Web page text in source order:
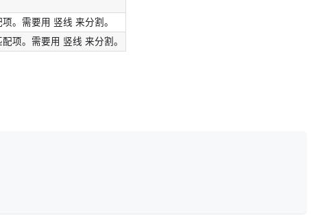
。需要用 竖线 来分割。
项。需要用 竖线 来分割。